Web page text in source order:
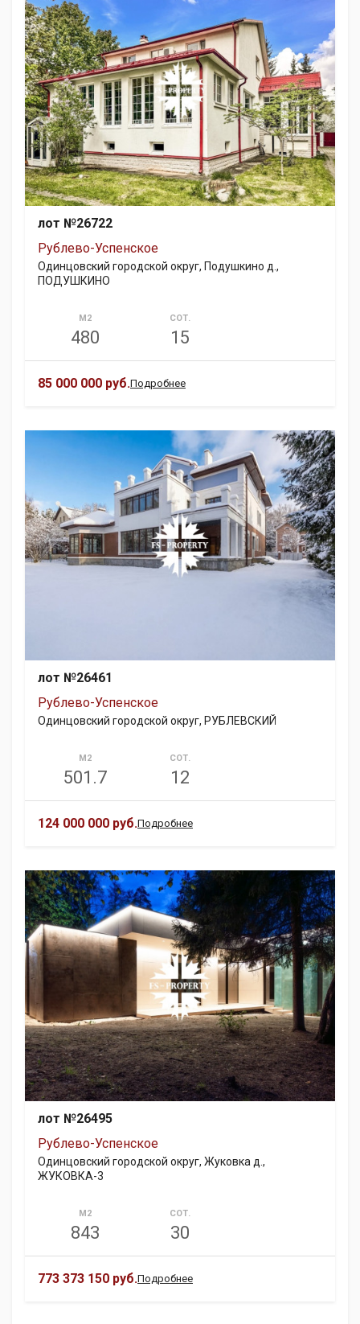
лот №26722
Рублево-Успенское
Одинцовский городской округ, Подушкино д.,
ПОДУШКИНО
М2
480
СОТ.
15
85 000 000 руб.Подробнее
лот №26461
Рублево-Успенское
Одинцовский городской округ, РУБЛЕВСКИЙ
М2
501.7
СОТ.
12
124 000 000 руб.Подробнее
лот №26495
Рублево-Успенское
Одинцовский городской округ, Жуковка д.,
ЖУКОВКА-3
М2
843
СОТ.
30
773 373 150 руб.Подробнее